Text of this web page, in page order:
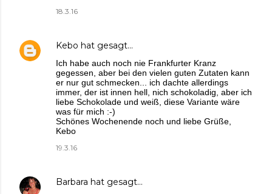
18.3.16
Kebo hat gesagt…
Ich habe auch noch nie Frankfurter Kranz
gegessen, aber bei den vielen guten Zutaten kann
er nur gut schmecken... ich dachte allerdings
immer, der ist innen hell, nich schokoladig, aber ich
liebe Schokolade und weiß, diese Variante wäre
was für mich :-)
Schönes Wochenende noch und liebe Grüße,
Kebo
19.3.16
Barbara hat gesagt…